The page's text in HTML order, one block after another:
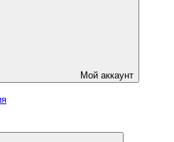
Мой аккаунт